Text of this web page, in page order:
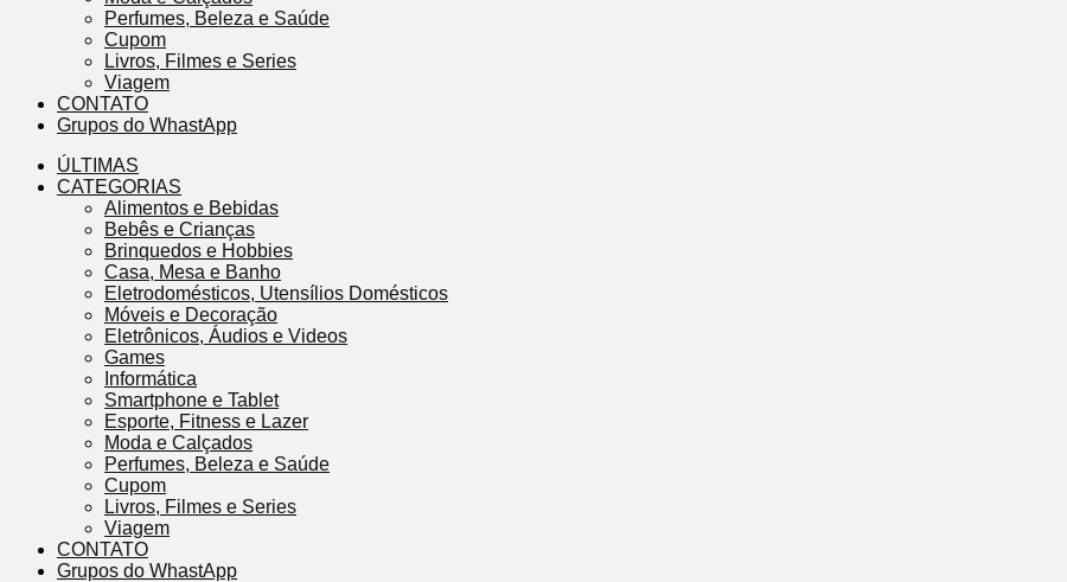
Perfumes, Beleza e Saúde
Cupom
Livros, Filmes e Series
Viagem
CONTATO
Grupos do WhastApp
ÚLTIMAS
CATEGORIAS
Alimentos e Bebidas
Bebês e Crianças
Brinquedos e Hobbies
Casa, Mesa e Banho
Eletrodomésticos, Utensílios Domésticos
Móveis e Decoração
Eletrônicos, Áudios e Videos
Games
Informática
Smartphone e Tablet
Esporte, Fitness e Lazer
Moda e Calçados
Perfumes, Beleza e Saúde
Cupom
Livros, Filmes e Series
Viagem
CONTATO
Grupos do WhastApp